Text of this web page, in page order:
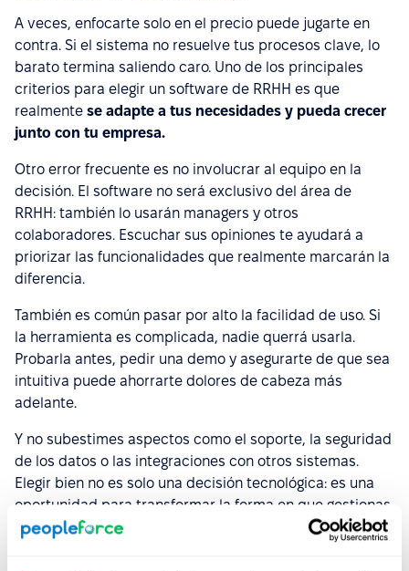
A veces, enfocarte solo en el precio puede jugarte en
contra. Si el sistema no resuelve tus procesos clave, lo
barato termina saliendo caro. Uno de los principales
criterios para elegir un software de RRHH es que
realmente se adapte a tus necesidades y pueda crecer
junto con tu empresa.
Otro error frecuente es no involucrar al equipo en la
decisión. El software no será exclusivo del área de
RRHH: también lo usarán managers y otros
colaboradores. Escuchar sus opiniones te ayudará a
priorizar las funcionalidades que realmente marcarán la
diferencia.
También es común pasar por alto la facilidad de uso. Si
la herramienta es complicada, nadie querrá usarla.
Probarla antes, pedir una demo y asegurarte de que sea
intuitiva puede ahorrarte dolores de cabeza más
adelante.
Y no subestimes aspectos como el soporte, la seguridad
de los datos o las integraciones con otros sistemas.
Elegir bien no es solo una decisión tecnológica: es una
oportunidad para transformar la forma en que gestionas
el talento y fortaleces la cultura de tu organización.